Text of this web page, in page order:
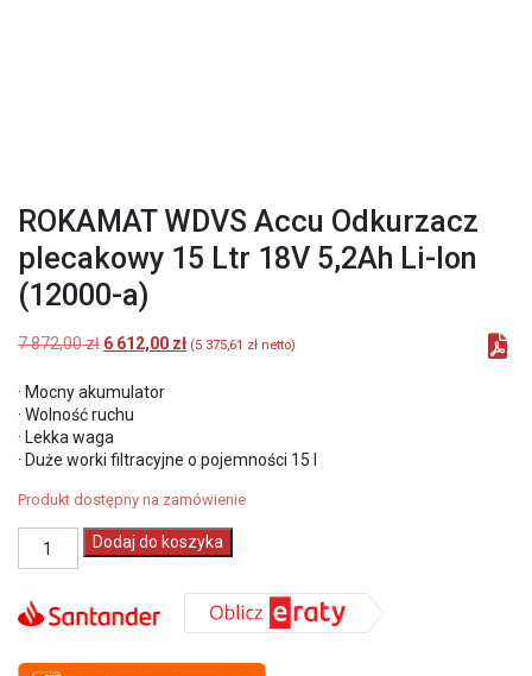
ROKAMAT WDVS Accu Odkurzacz
plecakowy 15 Ltr 18V 5,2Ah Li-Ion
(12000-a)
7 872,00zł Pierwotna
wynosiła:
7
872,00 zł.
6 612,00 złAktualna
(5 375,61 zł netto)
· Mocny akumulator
· Wolność ruchu
· Lekka waga
· Duże worki filtracyjne o pojemności 15 l
Produkt dostępny na zamówienie
ilość
ROKAMAT
Accu
Odkurzacz
Dodaj do koszyka